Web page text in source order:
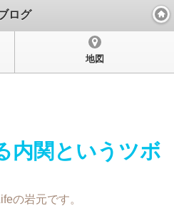
ログ
地図
内関というツボ
の岩元です。
イル